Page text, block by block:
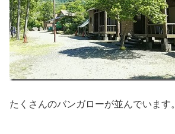
たくさんのバンガローが並んでいます。